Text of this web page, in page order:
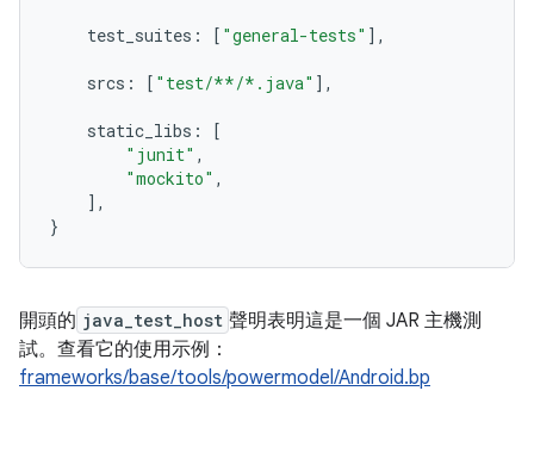
test_suites : [ "general-tests" ],
srcs : [ "test/**/*.java" ],
static_libs :
[
"junit" ,
"mockito" ,
],
}
開頭的 java_test_host 聲明表明這是一個 JAR 主機測
試。查看它的使用示例：
frameworks/base/tools/powermodel/Android.bp